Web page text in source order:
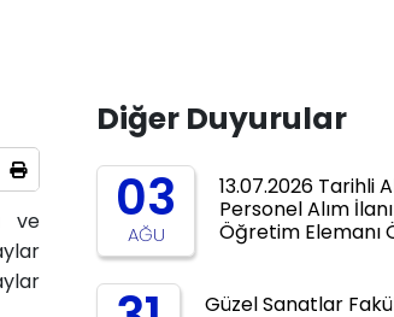
ve
Diğer Duyurular
03
AĞU
13.07.2026 Tarihli
Personel Alım
Öğretim Elemanı
Güzel Sanatlar